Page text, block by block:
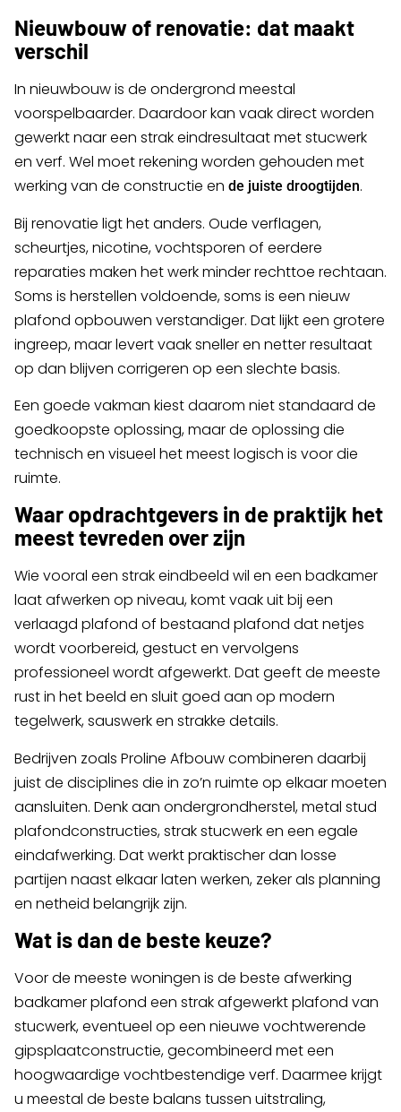
Nieuwbouw of renovatie: dat maakt
verschil
In nieuwbouw is de ondergrond meestal
voorspelbaarder. Daardoor kan vaak direct worden
gewerkt naar een strak eindresultaat met stucwerk
en verf. Wel moet rekening worden gehouden met
werking van de constructie en de juiste droogtijden.
Bij renovatie ligt het anders. Oude verflagen,
scheurtjes, nicotine, vochtsporen of eerdere
reparaties maken het werk minder rechttoe rechtaan.
Soms is herstellen voldoende, soms is een nieuw
plafond opbouwen verstandiger. Dat lijkt een grotere
ingreep, maar levert vaak sneller en netter resultaat
op dan blijven corrigeren op een slechte basis.
Een goede vakman kiest daarom niet standaard de
goedkoopste oplossing, maar de oplossing die
technisch en visueel het meest logisch is voor die
ruimte.
Waar opdrachtgevers in de praktijk het
meest tevreden over zijn
Wie vooral een strak eindbeeld wil en een badkamer
laat afwerken op niveau, komt vaak uit bij een
verlaagd plafond of bestaand plafond dat netjes
wordt voorbereid, gestuct en vervolgens
professioneel wordt afgewerkt. Dat geeft de meeste
rust in het beeld en sluit goed aan op modern
tegelwerk, sauswerk en strakke details.
Bedrijven zoals Proline Afbouw combineren daarbij
juist de disciplines die in zo’n ruimte op elkaar moeten
aansluiten. Denk aan ondergrondherstel, metal stud
plafondconstructies, strak stucwerk en een egale
eindafwerking. Dat werkt praktischer dan losse
partijen naast elkaar laten werken, zeker als planning
en netheid belangrijk zijn.
Wat is dan de beste keuze?
Voor de meeste woningen is de beste afwerking
badkamer plafond een strak afgewerkt plafond van
stucwerk, eventueel op een nieuwe vochtwerende
gipsplaatconstructie, gecombineerd met een
hoogwaardige vochtbestendige verf. Daarmee krijgt
u meestal de beste balans tussen uitstraling,